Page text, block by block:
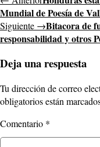
Mundial de Poesía de
Siguiente →Bitacora de
responsabilidad y otros
Deja una respuesta
Tu dirección de correo
obligatorios están
Comentario *